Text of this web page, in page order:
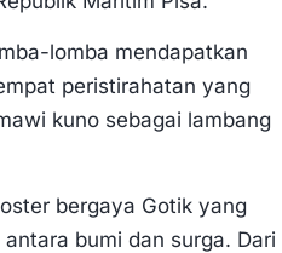
lomba mendapatkan
peristirahatan yang
kuno sebagai lambang
bergaya Gotik yang
bumi dan surga. Dari